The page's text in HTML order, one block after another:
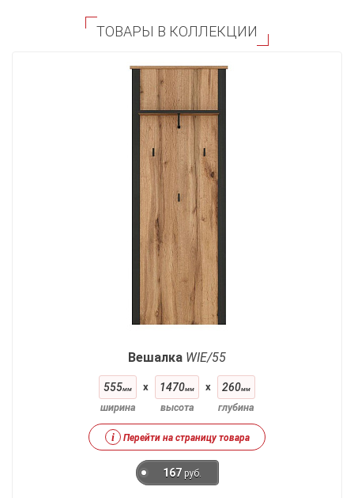
ТОВАРЫ В КОЛЛЕКЦИИ
Вешалка WIE/55
555мм
ширина
x 1470мм
высота
x 260мм
глубина
i Перейти на страницу товара
167 руб.